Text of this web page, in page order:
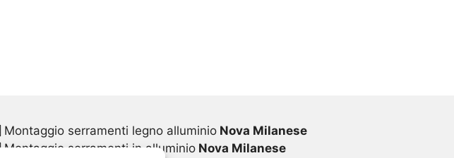
Montaggio serramenti legno alluminio Nova Milanese
Montaggio serramenti in alluminio Nova Milanese